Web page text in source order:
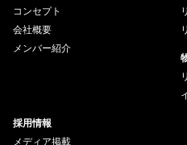
コンセプト
会社概要
メンバー紹介
採用情報
メディア掲載